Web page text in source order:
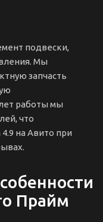
подвески,
Мы
запчасть
работы мы
что
на Авито при
Прайм